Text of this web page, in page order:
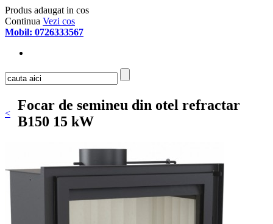
Produs adaugat in cos
Continua Vezi cos
Mobil: 0726333567
<
Focar de semineu din otel refractar
B150 15 kW